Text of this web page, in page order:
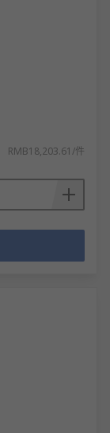
RMB18,203.61/件